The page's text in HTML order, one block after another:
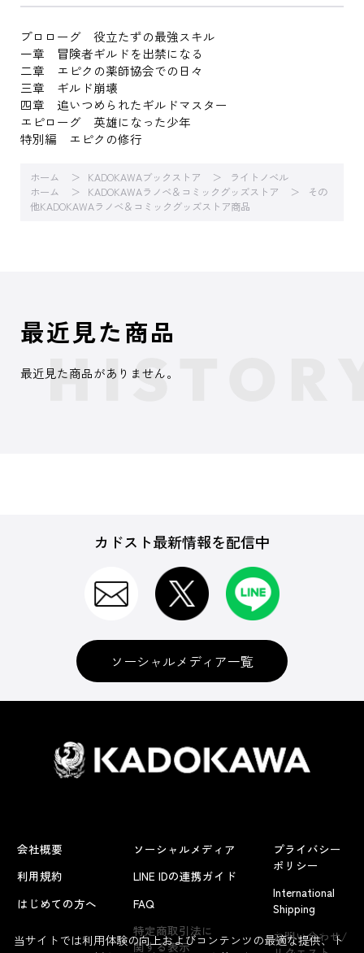
プロローグ 役立たずの最強スキル
一章 冒険者ギルドを出禁になる
二章 エピクの薬師協会での日々
三章 ギルド崩壊
四章 追いつめられたギルドマスター
エピローグ 英雄になった少年
特別編 エピクの修行
ホーム KADOKAWAブックストア
ライトノベル
ホーム
KADOKAWAラノベ＆コミックグッズストア
その
他KADOKAWAラノベ＆コミックグッズストア商品
よくあるお問い合わせ
最近見た商品
最近見た商品がありません。
カドスト最新情報を配信中
ソーシャルメディア一覧
会社概要
利用規約
はじめての方へ
ソーシャルメディア
LINE IDの連携ガイド
FAQ
特定商取引法に
関する表示
プライバシー
ポリシー
International
Shipping
お問い合わせ/
当サイトでは利用体験の向上およびコンテンツの最適な提供、ト